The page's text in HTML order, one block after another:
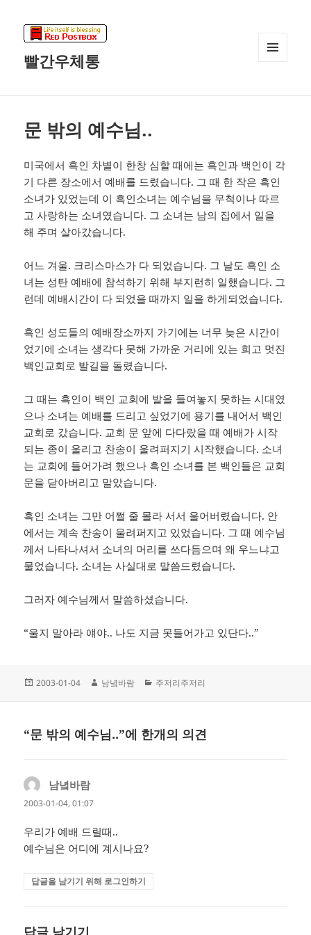
빨간우체통
문 밖의 예수님..
미국에서 흑인 차별이 한창 심할 때에는 흑인과 백인이 각
기 다른 장소에서 예배를 드렸습니다. 그 때 한 작은 흑인
소녀가 있었는데 이 흑인소녀는 예수님을 무척이나 따르
고 사랑하는 소녀였습니다. 그 소녀는 남의 집에서 일을
해 주며 살아갔습니다.
어느 겨울. 크리스마스가 다 되었습니다. 그 날도 흑인 소
녀는 성탄 예배에 참석하기 위해 부지런히 일했습니다. 그
런데 예배시간이 다 되었을 때까지 일을 하게되었습니다.
흑인 성도들의 예배장소까지 가기에는 너무 늦은 시간이
었기에 소녀는 생각다 못해 가까운 거리에 있는 희고 멋진
백인교회로 발길을 돌렸습니다.
그 때는 흑인이 백인 교회에 발을 들여놓지 못하는 시대였
으나 소녀는 예배를 드리고 싶었기에 용기를 내어서 백인
교회로 갔습니다. 교회 문 앞에 다다랐을 때 예배가 시작
되는 종이 울리고 찬송이 울려퍼지기 시작했습니다. 소녀
는 교회에 들어가려 했으나 흑인 소녀를 본 백인들은 교회
문을 닫아버리고 말았습니다.
흑인 소녀는 그만 어쩔 줄 몰라 서서 울어버렸습니다. 안
에서는 계속 찬송이 울려퍼지고 있었습니다. 그 때 예수님
께서 나타나셔서 소녀의 머리를 쓰다듬으며 왜 우느냐고
물었습니다. 소녀는 사실대로 말씀드렸습니다.
그러자 예수님께서 말씀하셨습니다.
“울지 말아라 얘야.. 나도 지금 못들어가고 있단다..”
작
2003-01-04
글
남녘바람
카
주저리주저리
“문 밖의 예수님..”에 한개의 의견
남녘바람댓
글:
2003-01-04, 01:07
우리가 예배 드릴때..
예수님은 어디에 계시나요?
답글을 남기기 위해 로그인하기
답글 남기기